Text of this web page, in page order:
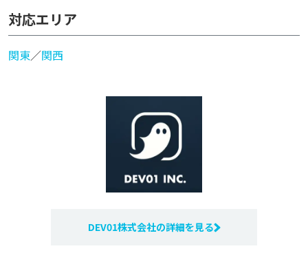
対応エリア
関東／関西
DEV01株式会社の詳細を見る